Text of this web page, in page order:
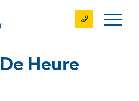
Heure